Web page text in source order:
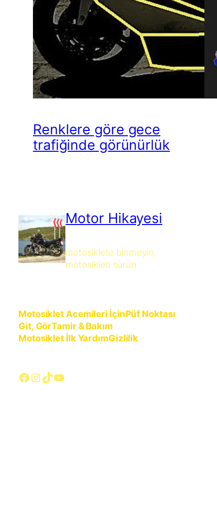
Renklere göre gece
trafiğinde görünürlük
Motor Hikayesi
motosiklete binmeyin,
motosikleti sürün
Motosiklet Acemileri İçinPüf Noktası
Git, GörTamir & Bakım
Motosiklet İlk YardımGizlilik
Facebook
Instagram
TikTok
YouTube